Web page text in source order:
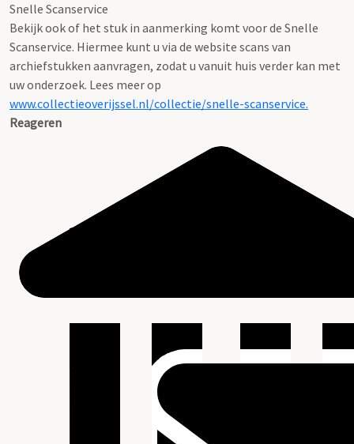
Snelle Scanservice
Bekijk ook of het stuk in aanmerking komt voor de Snelle
Scanservice. Hiermee kunt u via de website scans van
archiefstukken aanvragen, zodat u vanuit huis verder kan met
uw onderzoek. Lees meer op
www.collectieoverijssel.nl/collectie/snelle-scanservice.
Reageren